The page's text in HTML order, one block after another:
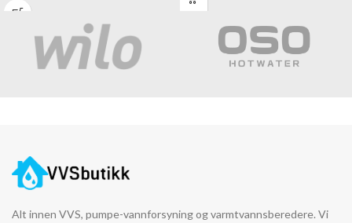
Alt innen VVS, pumpe-vannforsyning og varmtvannsberedere. Vi